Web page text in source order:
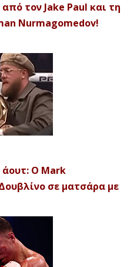
τον Jake Paul και τη
Nurmagomedov!
άουτ: Ο Mark
σε ματσάρα με